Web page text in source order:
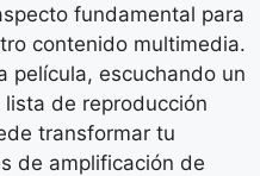
fundamental para
contenido multimedia.
película, escuchando un
de reproducción
transformar tu
de amplificación de